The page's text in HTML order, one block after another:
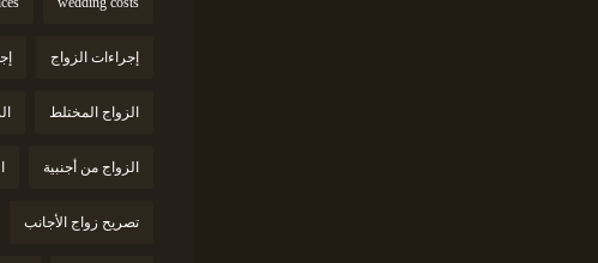
إجراءات الزواج
الزواج المختلط
الزواج من أجنبية
تصريح زواج الأجانب